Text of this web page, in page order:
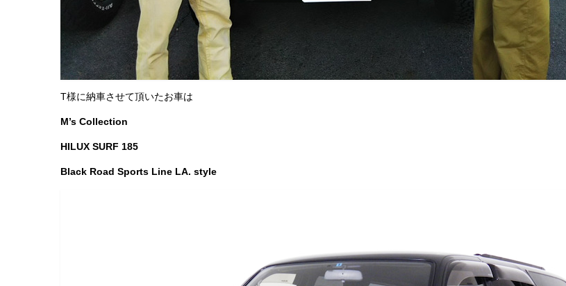
T様に納車させて頂いたお車は
M’s Collection
HILUX SURF 185
Black Road Sports Line LA. style